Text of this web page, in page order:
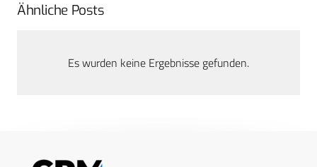
Ähnliche Posts
Es wurden keine Ergebnisse gefunden.